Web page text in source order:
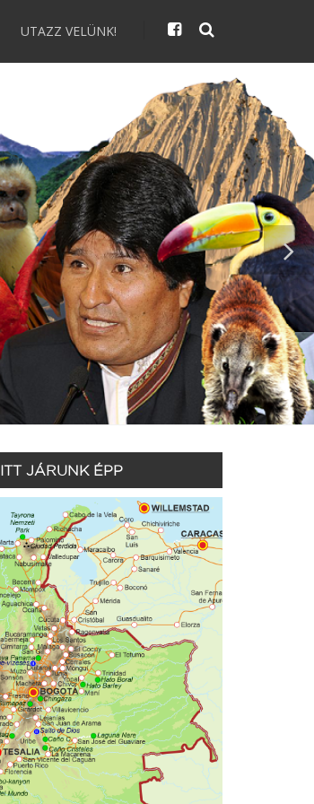
UTAZZ VELÜNK!
ITT JÁRUNK ÉPP